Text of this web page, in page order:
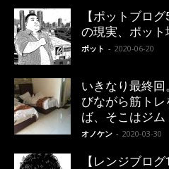
【ポットブロ
の現実、ポット
ポット - 2020-06-20
いきなり最終
びながら筋ト
ば、そこはジム
オノケン - 2020-03-30
【レンジブロ